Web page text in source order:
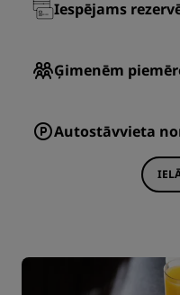
Iespējams
Ģimenēm
Autostāvvieta